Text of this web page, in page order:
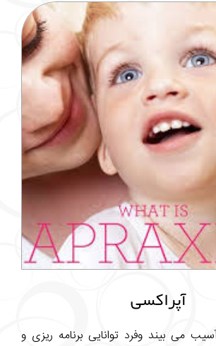
آپراکسی
می بیند وفرد توانایی برنامه ریزی و